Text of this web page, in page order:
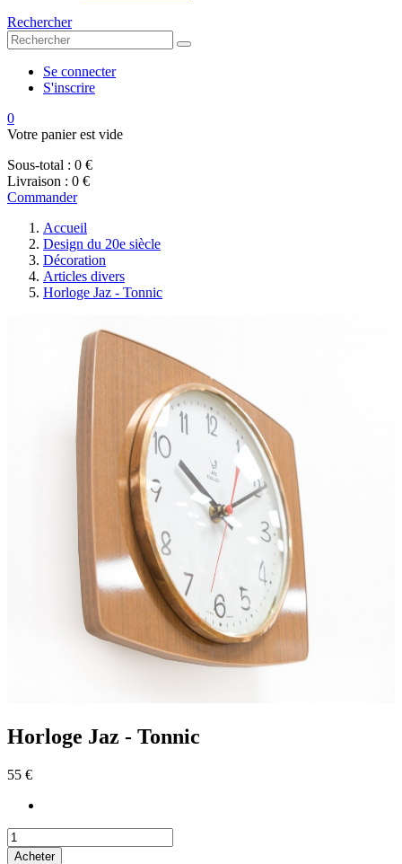
Rechercher
Se connecter
S'inscrire
0
Votre panier est vide
Sous-total : 0 €
Livraison : 0 €
Commander
Accueil
Design du 20e siècle
Décoration
Articles divers
Horloge Jaz - Tonnic
Horloge Jaz - Tonnic
55 €
Acheter